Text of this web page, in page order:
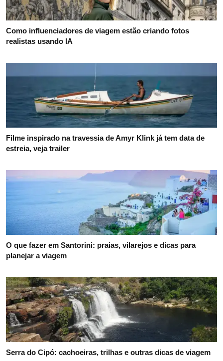
Como influenciadores de viagem estão criando fotos
realistas usando IA
Filme inspirado na travessia de Amyr Klink já tem data de
estreia, veja trailer
O que fazer em Santorini: praias, vilarejos e dicas para
planejar a viagem
Serra do Cipó: cachoeiras, trilhas e outras dicas de viagem